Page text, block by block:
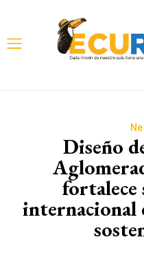
Diseño
fortalece
internacional